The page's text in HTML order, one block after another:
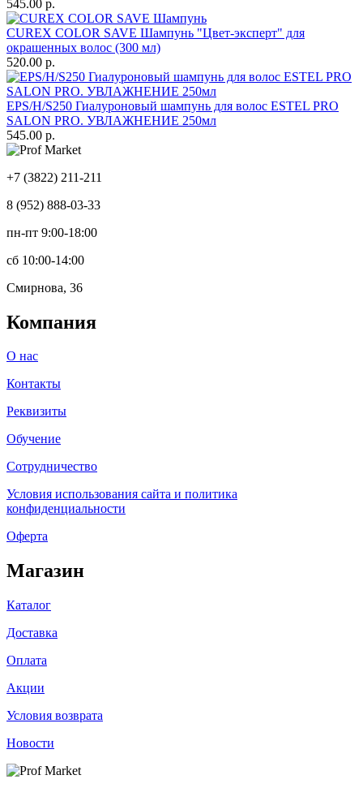
545.00 р.
CUREX COLOR SAVE Шампунь "Цвет-эксперт" для
окрашенных волос (300 мл)
520.00 р.
EPS/H/S250 Гиалуроновый шампунь для волос ESTEL PRO
SALON PRO. УВЛАЖНЕНИЕ 250мл
545.00 р.
+7 (3822) 211-211
8 (952) 888-03-33
пн-пт 9:00-18:00
сб 10:00-14:00
Смирнова, 36
Компания
О нас
Контакты
Реквизиты
Обучение
Сотрудничество
Условия использования сайта и политика
конфиденциальности
Оферта
Магазин
Каталог
Доставка
Оплата
Акции
Условия возврата
Новости